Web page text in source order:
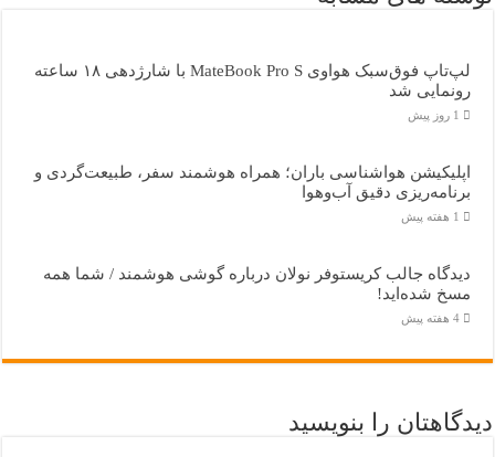
لپ‌تاپ فوق‌سبک هواوی MateBook Pro S با شارژدهی ۱۸ ساعته
رونمایی شد
1 روز پیش
اپلیکیشن هواشناسی باران؛ همراه هوشمند سفر، طبیعت‌گردی و
برنامه‌ریزی دقیق آب‌وهوا
1 هفته پیش
دیدگاه جالب کریستوفر نولان درباره گوشی هوشمند / شما همه
مسخ‌ شده‌اید!
4 هفته پیش
دیدگاهتان را بنویسید